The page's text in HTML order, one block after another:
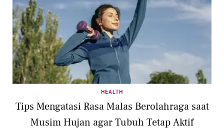
HEALTH
Tips Mengatasi Rasa Malas Berolahraga saat
Musim Hujan agar Tubuh Tetap Aktif